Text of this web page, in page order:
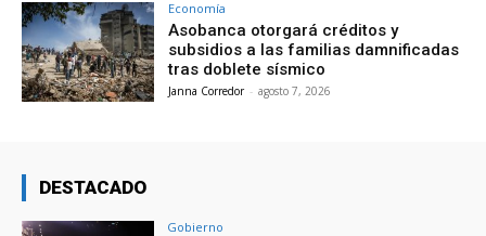
Economía
Asobanca otorgará créditos y
subsidios a las familias damnificadas
tras doblete sísmico
Janna Corredor - agosto 7, 2026
DESTACADO
Gobierno